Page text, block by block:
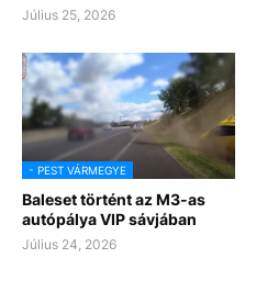
Július 25, 2026
- PEST VÁRMEGYE
Baleset történt az M3-as
autópálya VIP sávjában
Július 24, 2026